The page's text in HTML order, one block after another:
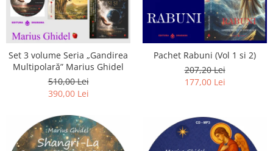
Set 3 volume Seria „Gandirea
Multipolară” Marius Ghidel
510,00 Lei
390,00 Lei
Pachet Rabuni (Vol 1 si 2)
207,20 Lei
177,00 Lei